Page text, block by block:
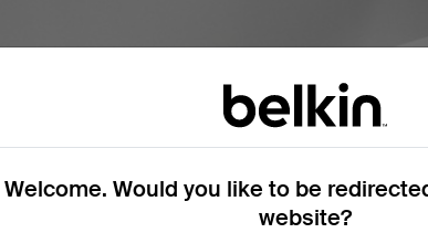
Welcome. Would you like to be
website?